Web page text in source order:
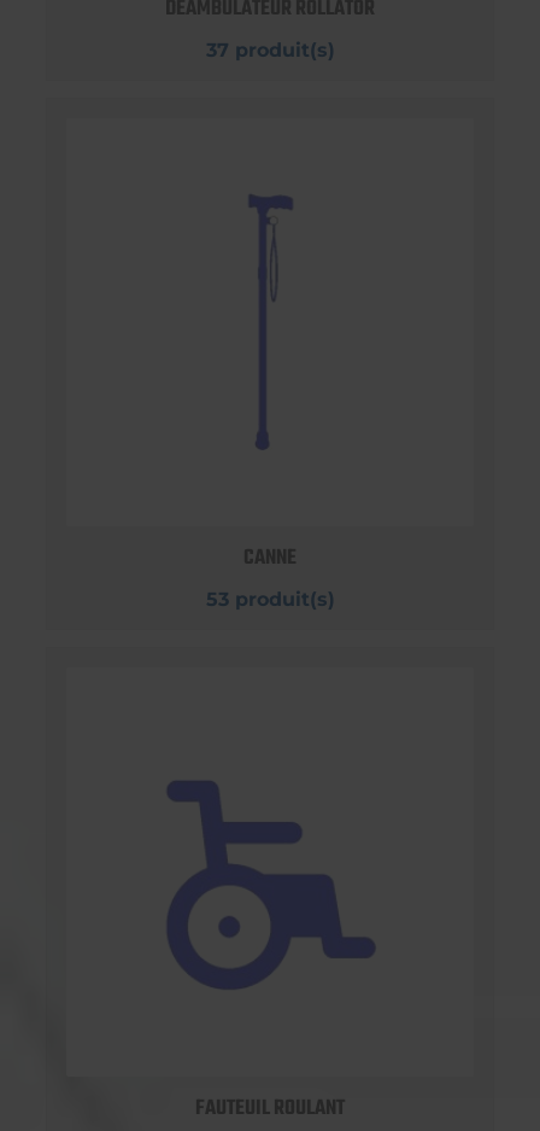
DEAMBULATEUR ROLLATOR
37 produit(s)
CANNE
53 produit(s)
FAUTEUIL ROULANT